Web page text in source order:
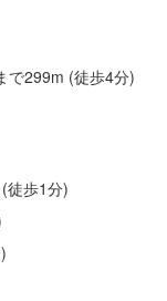
で299m (徒歩4分)
徒歩1分)